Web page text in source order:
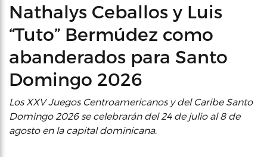
Nathalys Ceballos y Luis
“Tuto” Bermúdez como
abanderados para Santo
Domingo 2026
Los XXV Juegos Centroamericanos y del Caribe Santo
Domingo 2026 se celebrarán del 24 de julio al 8 de
agosto en la capital dominicana.